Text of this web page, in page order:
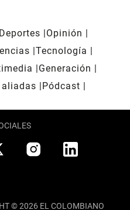
Deportes
Opinión
Tecnología
Generación
aliadas
Pódcast
© 2026 EL COLOMBIANO